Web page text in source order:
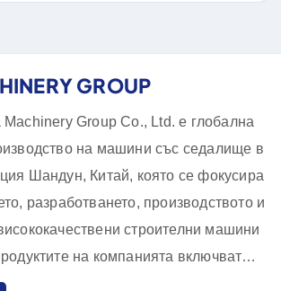
GROUP
Group Co., Ltd. е глобална
на машини със седалище в
Шандун, Китай, която се фокусира
разработването, производството и
строителни машини
на компанията включват
мотокари, плъзгащи се товарачи и